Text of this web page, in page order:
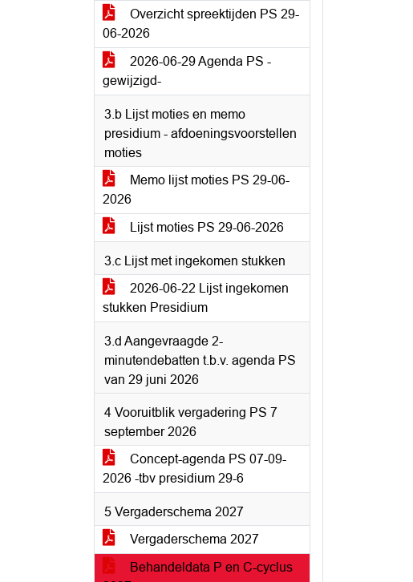
Overzicht spreektijden PS 29-
06-2026
2026-06-29 Agenda PS -
gewijzigd-
3.b Lijst moties en memo
presidium - afdoeningsvoorstellen
moties
Memo lijst moties PS 29-06-
2026
Lijst moties PS 29-06-2026
3.c Lijst met ingekomen stukken
2026-06-22 Lijst ingekomen
stukken Presidium
3.d Aangevraagde 2-
minutendebatten t.b.v. agenda PS
van 29 juni 2026
4 Vooruitblik vergadering PS 7
september 2026
Concept-agenda PS 07-09-
2026 -tbv presidium 29-6
5 Vergaderschema 2027
Vergaderschema 2027
Behandeldata P en C-cyclus